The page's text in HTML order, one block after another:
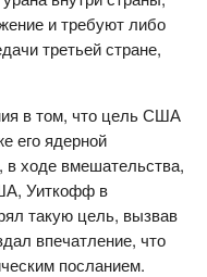
и требуют либо
третьей стране,
в том, что цель США
его ядерной
в ходе вмешательства,
Уиткофф в
такую ​​цель, вызвав
впечатление, что
посланием.